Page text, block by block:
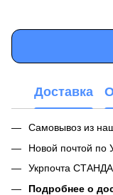
Доставка
Самовывоз из
Новой почтой по
Укрпочта
Подробнее о